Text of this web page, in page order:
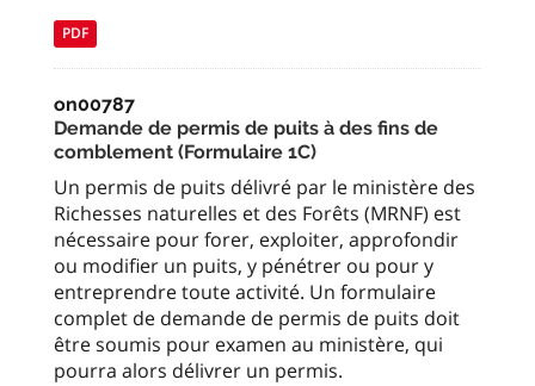
PDF
on00787
Demande de permis de puits à des fins de
comblement (Formulaire 1C)
Un permis de puits délivré par le ministère des
Richesses naturelles et des Forêts (MRNF) est
nécessaire pour forer, exploiter, approfondir
ou modifier un puits, y pénétrer ou pour y
entreprendre toute activité. Un formulaire
complet de demande de permis de puits doit
être soumis pour examen au ministère, qui
pourra alors délivrer un permis.